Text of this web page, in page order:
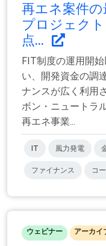
再エネ案件
プロジェク
点...
FIT制度の運用開
い、開発資金の調
ナンスが広く利用
ボン・ニュートラ
再エネ事業...
IT 風力発電
ファイナンス コ
ウェビナー アーカイ